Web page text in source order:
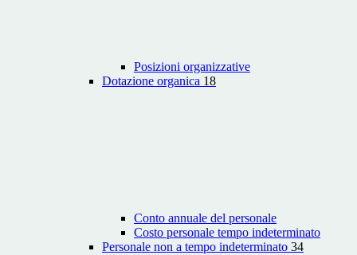
Posizioni organizzative
Dotazione organica 18
Conto annuale del personale
Costo personale tempo indeterminato
Personale non a tempo indeterminato 34